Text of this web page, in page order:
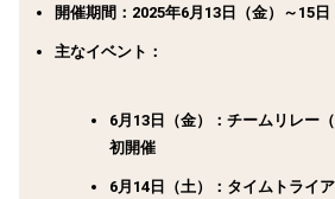
開催期間：2025年6月13日（金）～15日
主なイベント：
6月13日（金）：チームリレー
初開催
6月14日（土）：タイムトライ